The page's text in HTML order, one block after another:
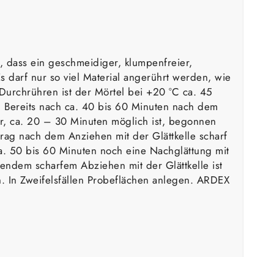
dass ein geschmeidiger, klumpenfreier,
darf nur so viel Material angerührt werden, wie
ist der Mörtel bei +20 °C ca. 45
nach ca. 40 bis 60 Minuten nach dem
ca. 20 – 30 Minuten möglich ist, begonnen
nach dem Anziehen mit der Glättkelle scharf
50 bis 60 Minuten noch eine Nachglättung mit
scharfem Abziehen mit der Glättkelle ist
Zweifelsfällen Probeflächen anlegen. ARDEX